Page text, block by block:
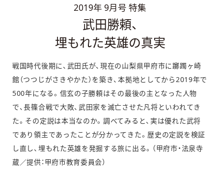
2019年 9月号 特集
武田勝頼、
埋もれた英雄の真実
戦国時代後期に、武田氏が、現在の山梨県甲府市に躑躅ヶ崎
館（つつじがさきやかた）を築き、本拠地としてから2019年で
500年になる。信玄の子勝頼はその最後の主となった人物
で、長篠合戦で大敗、武田家を滅亡させた凡将といわれてき
た。その定説は本当なのか。調べてみると、実は優れた武将
であり領主であったことが分かってきた。歴史の定説を検証
し直し、埋もれた英雄を発掘する旅に出る。（甲府市・法泉寺
蔵／提供：甲府市教育委員会）